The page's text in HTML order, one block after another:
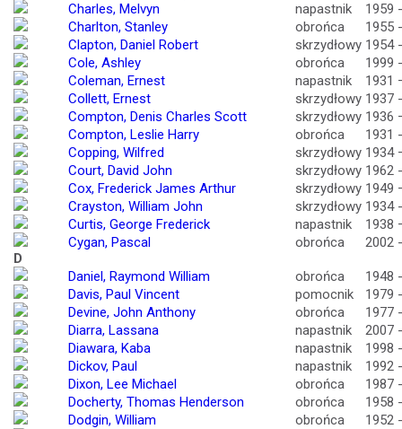
Charles, Melvyn
napastnik
1959
Charlton, Stanley
obrońca
1955
Clapton, Daniel Robert
skrzydłowy 1954
Cole, Ashley
obrońca
1999
Coleman, Ernest
napastnik
1931
Collett, Ernest
skrzydłowy 1937
Compton, Denis Charles Scott
skrzydłowy 1936
Compton, Leslie Harry
obrońca
1931
Copping, Wilfred
skrzydłowy 1934
Court, David John
skrzydłowy 1962
Cox, Frederick James Arthur
skrzydłowy 1949
Crayston, William John
skrzydłowy 1934
Curtis, George Frederick
napastnik
1938
Cygan, Pascal
obrońca
2002
D
Daniel, Raymond William
obrońca
1948
Davis, Paul Vincent
pomocnik
1979
Devine, John Anthony
obrońca
1977
Diarra, Lassana
napastnik
2007
Diawara, Kaba
napastnik
1998
Dickov, Paul
napastnik
1992
Dixon, Lee Michael
obrońca
1987
Docherty, Thomas Henderson
obrońca
1958
Dodgin, William
obrońca
1952